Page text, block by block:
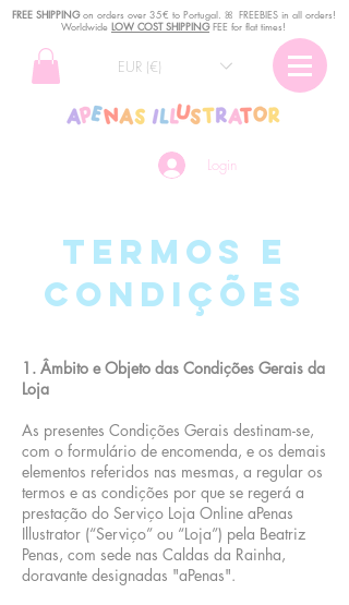
Login
EUR (€)
FREE SHIPPINGon orders over 35€ to Portugal. ꕤ FREEBIES in all orders!
Worldwide LOW COST SHIPPINGFEE for flat times!
Termos e
condições
1. Âmbito e Objeto das Condições Gerais da
Loja
As presentes Condições Gerais destinam-se,
com o formulário de encomenda, e os demais
elementos referidos nas mesmas, a regular os
termos e as condições por que se regerá a
prestação do Serviço Loja Online aPenas
Illustrator (“Serviço” ou “Loja”) pela Beatriz
Penas, com sede nas Caldas da Rainha,
doravante designadas "aPenas".